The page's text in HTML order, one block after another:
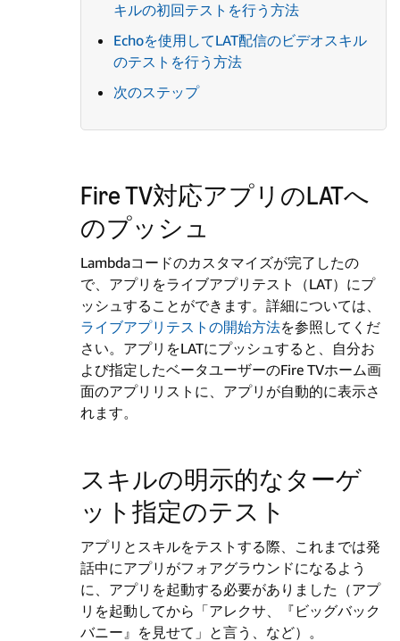
キルの初回テストを行う方法
Echoを使用してLAT配信のビデオスキル
のテストを行う方法
次のステップ
Fire TV対応アプリのLATへ
のプッシュ
Lambdaコードのカスタマイズが完了したの
で、アプリをライブアプリテスト（LAT）にプ
ッシュすることができます。詳細については、
ライブアプリテストの開始方法を参照してくだ
さい。アプリをLATにプッシュすると、自分お
よび指定したベータユーザーのFire TVホーム画
面のアプリリストに、アプリが自動的に表示さ
れます。
スキルの明示的なターゲ
ット指定のテスト
アプリとスキルをテストする際、これまでは発
話中にアプリがフォアグラウンドになるよう
に、アプリを起動する必要がありました（アプ
リを起動してから「アレクサ、『ビッグバック
バニー』を見せて」と言う、など）。